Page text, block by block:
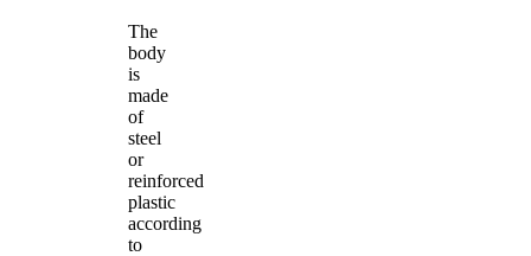
The
body
is
made
of
steel
or
reinforced
plastic
according
to